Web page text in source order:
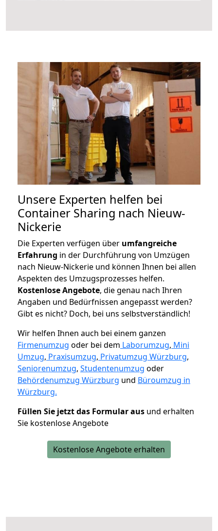
Unsere Experten helfen bei
Container Sharing nach Nieuw-
Nickerie
Die Experten verfügen über umfangreiche
Erfahrung in der Durchführung von Umzügen
nach Nieuw-Nickerie und können Ihnen bei allen
Aspekten des Umzugsprozesses helfen.
Kostenlose Angebote, die genau nach Ihren
Angaben und Bedürfnissen angepasst werden?
Gibt es nicht? Doch, bei uns selbstverständlich!
Wir helfen Ihnen auch bei einem ganzen
Firmenumzug oder bei dem Laborumzug, Mini
Umzug, Praxisumzug, Privatumzug Würzburg,
Seniorenumzug, Studentenumzug oder
Behördenumzug Würzburg und Büroumzug in
Würzburg.
Füllen Sie jetzt das Formular aus und erhalten
Sie kostenlose Angebote
Kostenlose Angebote erhalten